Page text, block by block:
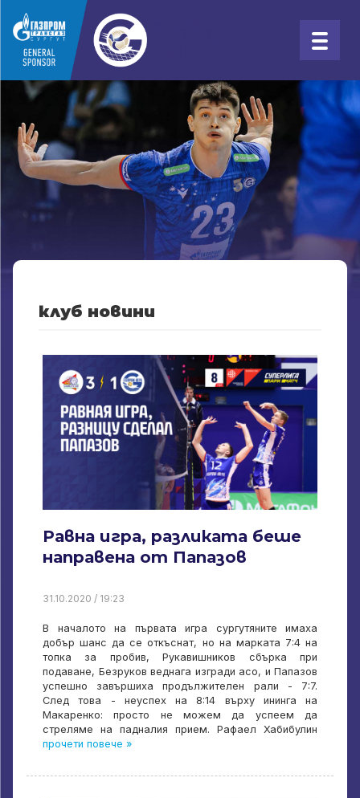
клуб новини
Равна игра, разликата беше
направена от Папазов
31.10.2020 / 19:23
В началото на първата игра сургутяните имаха
добър шанс да се откъснат, но на марката 7:4 на
топка за пробив, Рукавишников сбърка при
подаване, Безруков веднага изгради асо, и Папазов
успешно завършиха продължителен рали - 7:7.
След това - неуспех на 8:14 върху ининга на
Макаренко: просто не можем да успеем да
стреляме на падналия прием. Рафаел Хабибулин
прочети повече »